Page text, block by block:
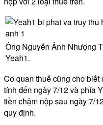
Ông Nguyễn Ảnh Nhượng
Yeah1.
Cơ quan thuế cũng cho
tính đến ngày 7/12 và phía
tiền chậm nộp sau ngày 7/
quy định.